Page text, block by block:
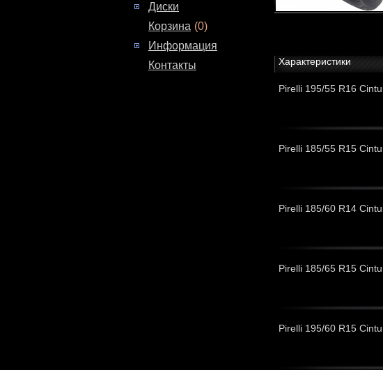
Диски
Корзина (0)
Информация
Контакты
Характеристики
Pirelli 195/55 R16
Pirelli 185/55 R15
Pirelli 185/60 R14
Pirelli 185/65 R15
Pirelli 195/60 R15